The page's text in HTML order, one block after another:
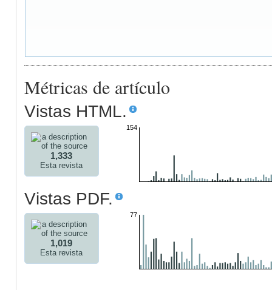
Métricas de artículo
Vistas HTML.
1,333
Esta revista
154
Vistas PDF.
1,019
Esta revista
77